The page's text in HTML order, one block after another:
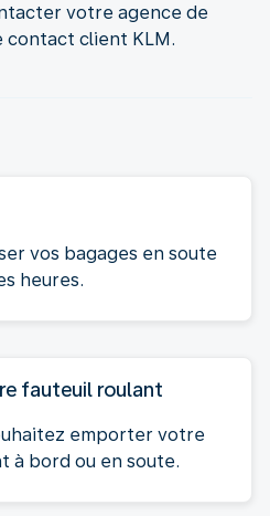
votre agence de
contact client KLM.
vos bagages en soute
heures.
fauteuil roulant
emporter votre
à bord ou en soute.